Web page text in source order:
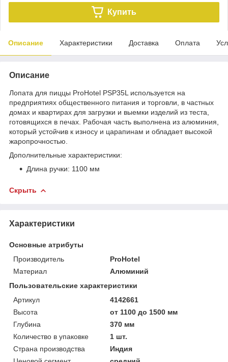
Купить
Описание Характеристики Доставка Оплата
Описание
Лопата для пиццы​ ProHotel PSP35L используется на
предприятиях общественного питания и торговли, в частных
домах и квартирах для загрузки и выемки изделий из теста,
готовящихся в печах. Рабочая часть выполнена из алюминия,
который устойчив к износу и царапинам и обладает высокой
жаропрочностью.
Дополнительные характеристики:
Длина ручки: 1100 мм
Скрыть
Характеристики
Основные атрибуты
Производитель
ProHotel
Материал
Алюминий
Пользовательские характеристики
Артикул
4142661
Высота
от 1100 до 1500 мм
Глубина
370 мм
Количество в упаковке
1 шт.
Страна производства
Индия